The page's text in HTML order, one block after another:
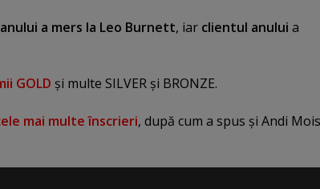
a mers la Leo Burnett, iar clientul anului a
GOLD şi multe SILVER şi BRONZE.
mai multe înscrieri, după cum a spus şi Andi